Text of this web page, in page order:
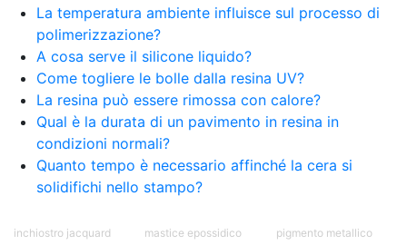
bicomponente plastica Bicomponente
trasparente Pasta bicomponente per metalli
Epossidica bicomponente Bicomponente
epossidico Colle bicomponenti Epossidica
significato Epossidico significato Polietilene telo
Smalto epossidico Colla epossidica legno Colla
epossidica per plastica Collanti epossidici Colla
bicomponente per plastica Cariche per Epossidici
Cariche Epossidiche Adesivo bicomponente
epossidico Colla bicomponente epossidica
Pavimento epossidico Acquista Glitter Epossidico
Mastice epossidico Adesivo epossidico
La temperatura ambiente influisce sul processo di
polimerizzazione?
A cosa serve il silicone liquido?
Come togliere le bolle dalla resina UV?
La resina può essere rimossa con calore?
Qual è la durata di un pavimento in resina in
condizioni normali?
Quanto tempo è necessario affinché la cera si
solidifichi nello stampo?
inchiostro jacquard
mastice epossidico
pigmento metallico